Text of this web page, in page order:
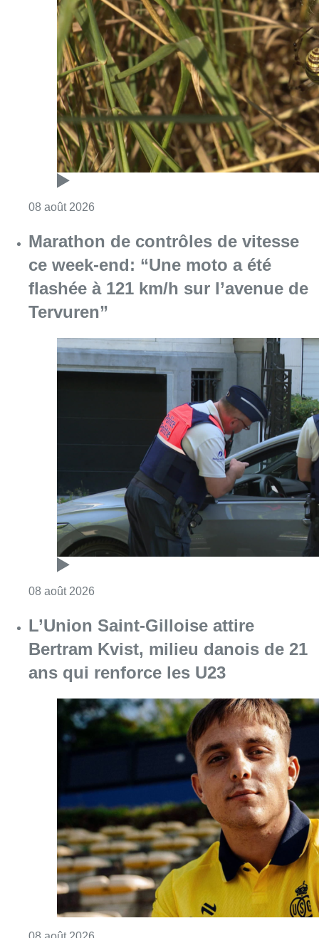
08 août 2026
Marathon de contrôles de vitesse
ce week-end: “Une moto a été
flashée à 121 km/h sur l’avenue de
Tervuren”
08 août 2026
L’Union Saint-Gilloise attire
Bertram Kvist, milieu danois de 21
ans qui renforce les U23